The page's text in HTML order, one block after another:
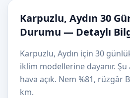
Karpuzlu, Aydın 30
Durumu — Detaylı
Karpuzlu, Aydın için 30
iklim modellerine dayanır. Şu
hava açık. Nem %81, rüzgâr
km.